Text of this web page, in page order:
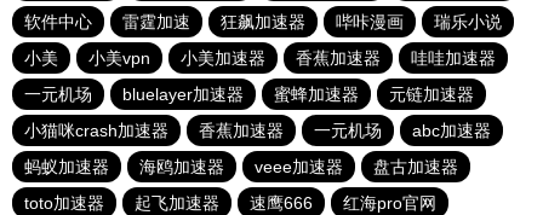
软件中心
雷霆加速 狂飙加速器 哔咔漫画
瑞乐小说
小美
小美vpn 小美加速器 香蕉加速器
哇哇加速器
一元机场
bluelayer加速器 蜜蜂加速器
元链加速器
小猫咪crash加速器
香蕉加速器 一元机场
abc加速器
蚂蚁加速器
海鸥加速器 veee加速器
盘古加速器
toto加速器
起飞加速器 速鹰666
红海pro官网